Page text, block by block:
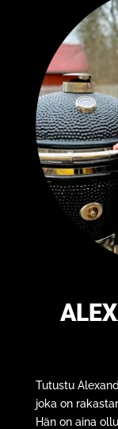
Tutustu
joka on
Hän on aina